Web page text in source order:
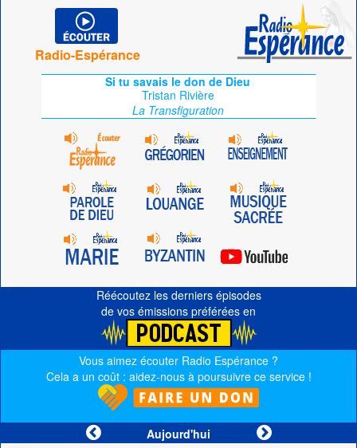
Radio-Espérance
Si tu savais le don de Dieu
Tristan Rivière
La Transfiguration
Réécoutez les derniers épisodes
de vos émissions préférées en
Vous aimez écouter Radio Espérance ?
Cela a un coût : aidez-nous à poursuivre ce service !
Aujourd'hui